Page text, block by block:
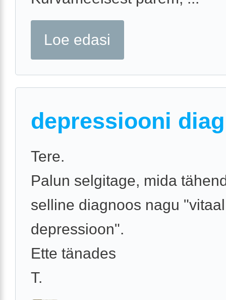
Loe edasi
depressiooni
Tere.
Palun selgitage, mida
selline diagnoos nagu
depressioon".
Ette tänades
T.